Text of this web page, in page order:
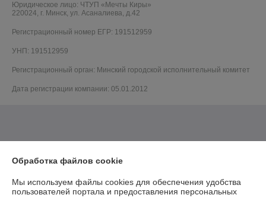
Юридическое лицо: ЧТУП «Мечты Киры»
220024, г. Минск, ул. Асаналиева, д.42
Регистрационный номер ЕГР: 191512959
УНП: 191512959
Регистрационный орган: Минский городской исполнительный комитет
Дата регистрации компании: 05.01.2012
Обработка файлов cookie
Мы используем файлы cookies для обеспечения удобства
пользователей портала и предоставления персональных